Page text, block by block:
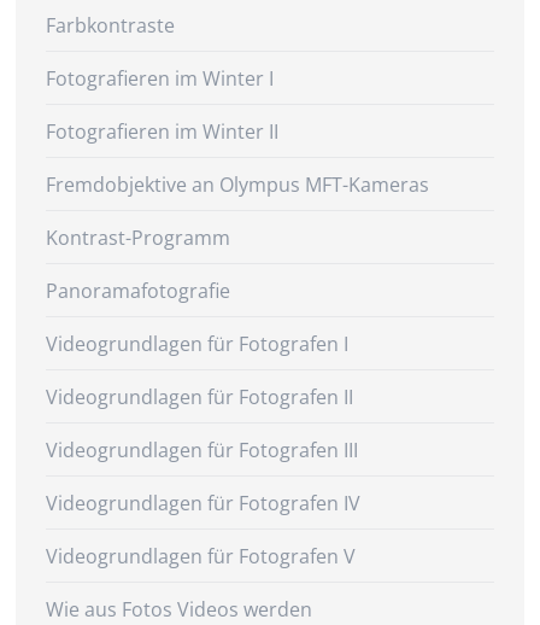
Farbkontraste
Fotografieren im Winter I
Fotografieren im Winter II
Fremdobjektive an Olympus MFT-Kameras
Kontrast-Programm
Panoramafotografie
Videogrundlagen für Fotografen I
Videogrundlagen für Fotografen II
Videogrundlagen für Fotografen III
Videogrundlagen für Fotografen IV
Videogrundlagen für Fotografen V
Wie aus Fotos Videos werden